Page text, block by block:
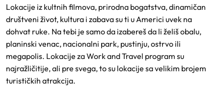
Lokacije iz kultnih filmova, prirodna bogatstva, dinamičan
društveni život, kultura i zabava su ti u Americi uvek na
dohvat ruke. Na tebi je samo da izabereš da li želiš obalu,
planinski venac, nacionalni park, pustinju, ostrvo ili
megapolis. Lokacije za Work and Travel program su
najražličitije, ali pre svega, to su lokacije sa velikim brojem
turističkih atrakcija.